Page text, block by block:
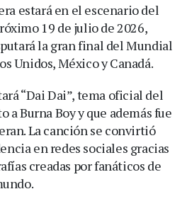
estará en el escenario del
19 de julio de 2026,
la gran final del Mundial
Unidos, México y Canadá.
“Dai Dai”, tema oficial del
a Burna Boy y que además fue
La canción se convirtió
en redes sociales gracias
creadas por fanáticos de